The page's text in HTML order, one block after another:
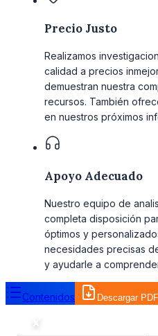
Precio Justo
Realizamos
calidad a precios
demuestran nuestra
recursos. También
en nuestros próximos
Apoyo Adecuado
Nuestro equipo de
completa disposición
óptimos y
necesidades precisas
y ayudarle a
Contenidos Descargar PDF